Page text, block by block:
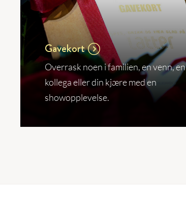
Gavekort
Overrask noen i familien, en venn, en
kollega eller din kjære med en
showopplevelse.